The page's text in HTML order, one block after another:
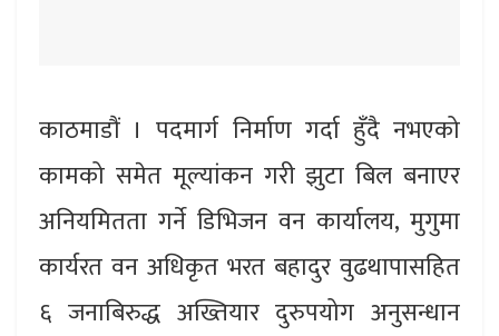
काठमाडौं । पदमार्ग निर्माण गर्दा हुँदै नभएको
कामको समेत मूल्यांकन गरी झुटा बिल बनाएर
अनियमितता गर्ने डिभिजन वन कार्यालय, मुगुमा
कार्यरत वन अधिकृत भरत बहादुर वुढथापासहित
६ जनाबिरुद्ध अख्तियार दुरुपयोग अनुसन्धान